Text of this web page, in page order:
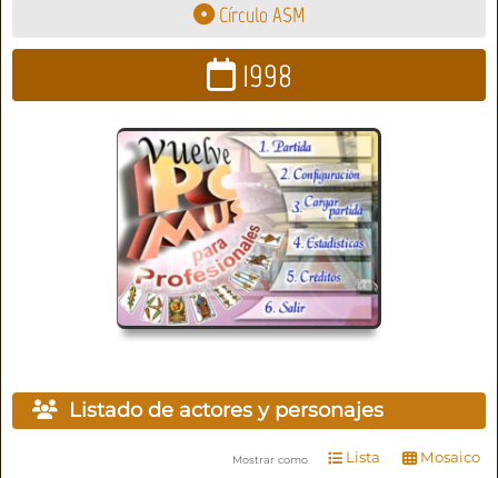
Círculo ASM
1998
Listado de actores y personajes
Mostrar como Lista Mosaico